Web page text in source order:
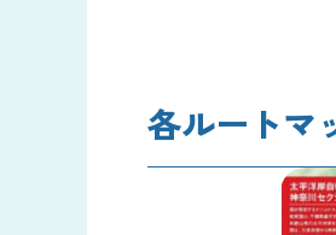
各ルートマ